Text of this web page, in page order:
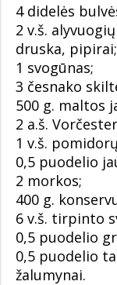
4 didelės
2 v.š.
druska, pipirai;
1 svogūnas;
3 česnako
500 g. maltos
2 a.š.
1 v.š.
0,5 puodelio
2 morkos;
400 g.
6 v.š. tirpinto
0,5 puodelio
0,5 puodelio
žalumynai.